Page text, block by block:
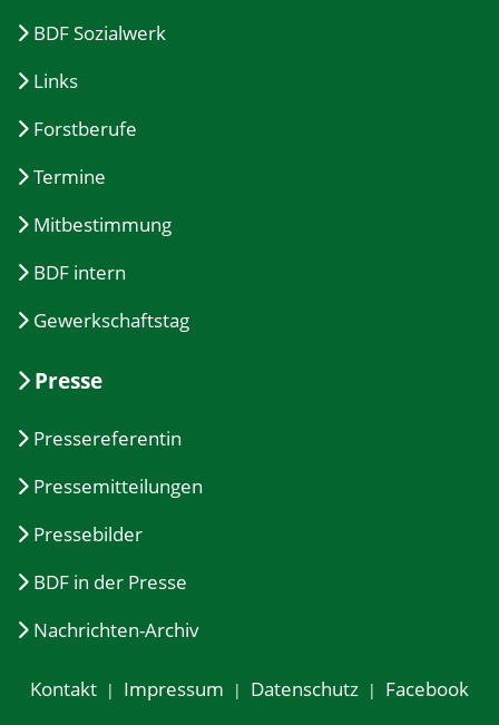
BDF Sozialwerk
Links
Forstberufe
Termine
Mitbestimmung
BDF intern
Gewerkschaftstag
Presse
Pressereferentin
Pressemitteilungen
Pressebilder
BDF in der Presse
Nachrichten-Archiv
Kontakt Impressum Datenschutz Facebook